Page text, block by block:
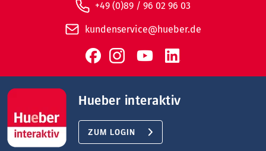
+49 (0)89 / 96 02 96 03
kundenservice@hueber.de
Hueber interaktiv
ZUM LOGIN